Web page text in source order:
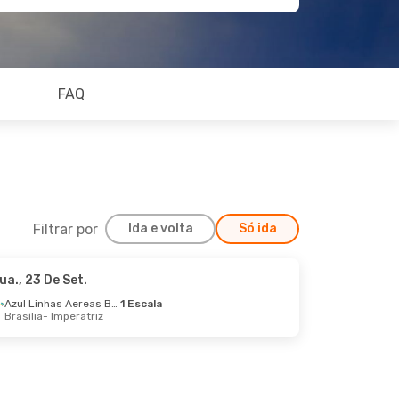
FAQ
Filtrar por Ida e volta Só ida
23 De Set.
Azul Linhas Aereas Brasileiras 1 Escala
Brasília- Imperatriz